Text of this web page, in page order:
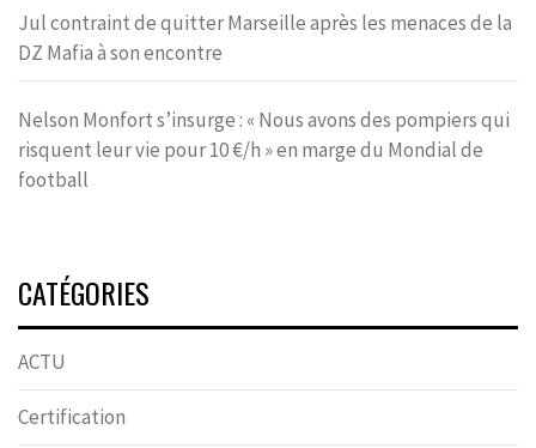
Jul contraint de quitter Marseille après les menaces de la
DZ Mafia à son encontre
Nelson Monfort s’insurge : « Nous avons des pompiers qui
risquent leur vie pour 10 €/h » en marge du Mondial de
football
CATÉGORIES
ACTU
Certification